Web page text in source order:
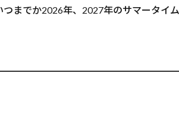
までか2026年、2027年のサマータイ